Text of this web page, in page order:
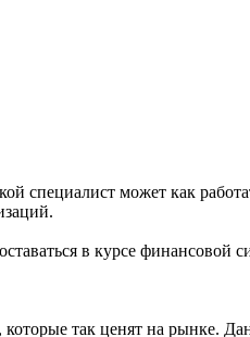
специалист может как
в курсе
так ценят на рынке.